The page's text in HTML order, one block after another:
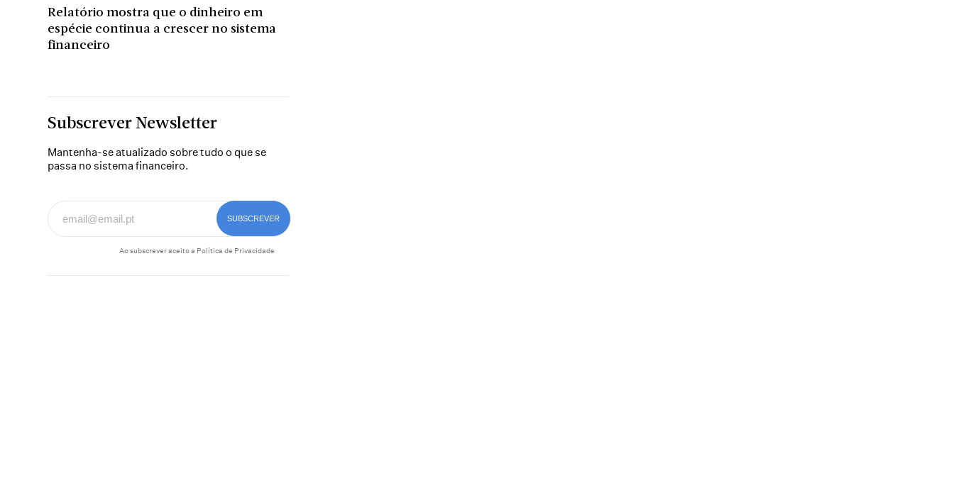
Relatório mostra que o dinheiro em
espécie continua a crescer no sistema
financeiro
Subscrever Newsletter
Mantenha-se atualizado sobre tudo o que se
passa no sistema financeiro.
Ao subscrever aceito a Política de Privacidade